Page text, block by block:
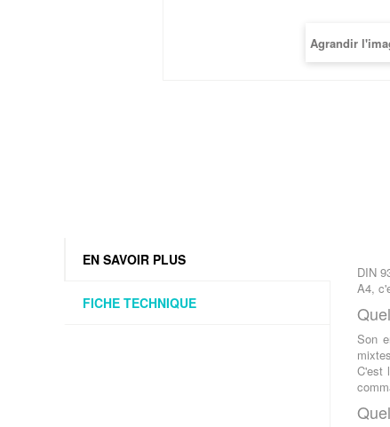
Agrandir
EN SAVOIR PLUS
FICHE TECHNIQUE
DIN
A4,
Son
C'est